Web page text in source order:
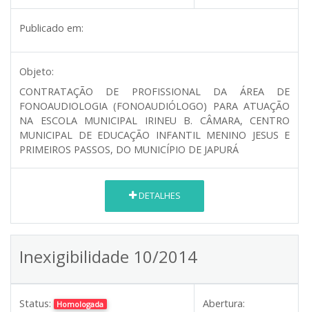
Publicado em:
Objeto:
CONTRATAÇÃO DE PROFISSIONAL DA ÁREA DE
FONOAUDIOLOGIA (FONOAUDIÓLOGO) PARA ATUAÇÃO
NA ESCOLA MUNICIPAL IRINEU B. CÂMARA, CENTRO
MUNICIPAL DE EDUCAÇÃO INFANTIL MENINO JESUS E
PRIMEIROS PASSOS, DO MUNICÍPIO DE JAPURÁ
DETALHES
Inexigibilidade 10/2014
Status: Homologada Abertura: